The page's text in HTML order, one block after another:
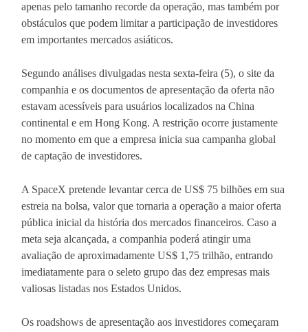
apenas pelo tamanho recorde da operação, mas também por
obstáculos que podem limitar a participação de investidores
em importantes mercados asiáticos.
Segundo análises divulgadas nesta sexta-feira (5), o site da
companhia e os documentos de apresentação da oferta não
estavam acessíveis para usuários localizados na China
continental e em Hong Kong. A restrição ocorre justamente
no momento em que a empresa inicia sua campanha global
de captação de investidores.
A SpaceX pretende levantar cerca de US$ 75 bilhões em sua
estreia na bolsa, valor que tornaria a operação a maior oferta
pública inicial da história dos mercados financeiros. Caso a
meta seja alcançada, a companhia poderá atingir uma
avaliação de aproximadamente US$ 1,75 trilhão, entrando
imediatamente para o seleto grupo das dez empresas mais
valiosas listadas nos Estados Unidos.
Os roadshows de apresentação aos investidores começaram